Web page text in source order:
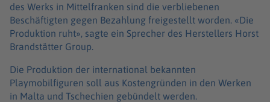
des Werks in Mittelfranken sind die verbliebenen
Beschäftigten gegen Bezahlung freigestellt worden. «Die
Produktion ruht», sagte ein Sprecher des Herstellers Horst
Brandstätter Group.
Die Produktion der international bekannten
Playmobilfiguren soll aus Kostengründen in den Werken
in Malta und Tschechien gebündelt werden.